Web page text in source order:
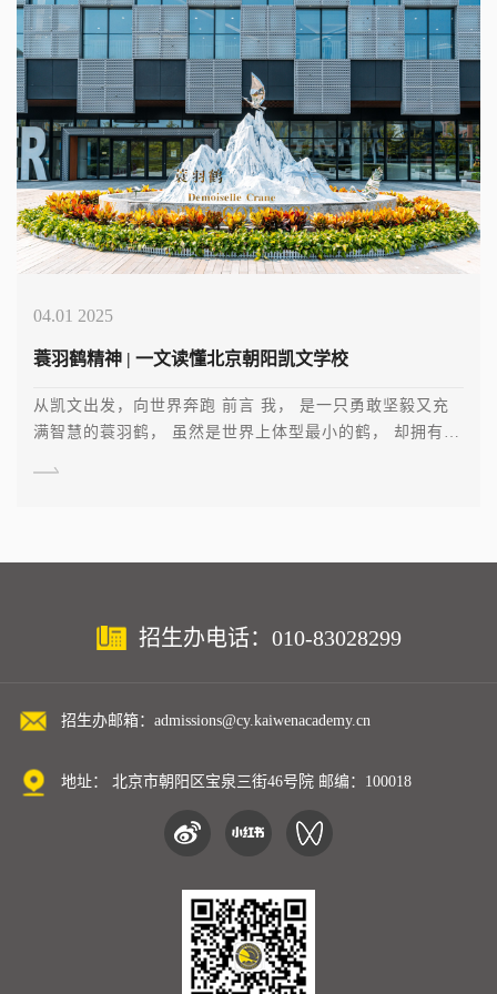
04.01 2025
蓑羽鹤精神 | 一文读懂北京朝阳凯文学校
从凯文出发，向世界奔跑 前言 我， 是一只勇敢坚毅又充
满智慧的蓑羽鹤， 虽然是世界上体型最小的鹤， 却拥有不
招生办电话：010-83028299
招生办邮箱：admissions@cy.kaiwenacademy.cn
地址： 北京市朝阳区宝泉三街46号院 邮编：100018